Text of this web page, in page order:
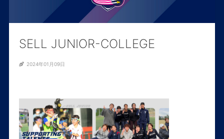
SELL JUNIOR-COLLEGE
2024年01月09日